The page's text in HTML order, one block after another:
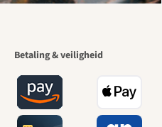
Betaling & veiligheid